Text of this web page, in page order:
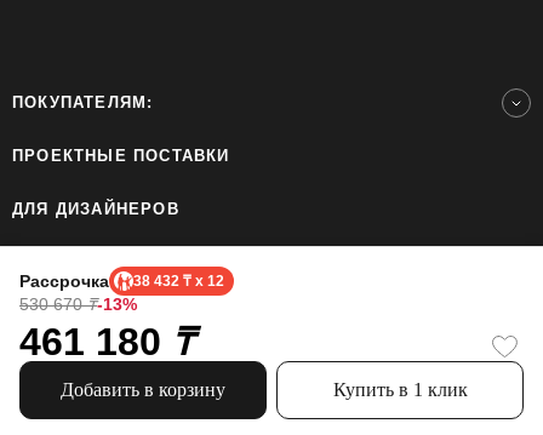
Рассрочка 38 432 ₸ x 12
530 670₸-13%
461 180 ₸
Добавить в корзину Купить в 1 клик
ПОКУПАТЕЛЯМ:
ПРОЕКТНЫЕ ПОСТАВКИ
ДЛЯ ДИЗАЙНЕРОВ
ТОО «Home Ecology Center (Хоум Иколэджи Сэнтэ)», БИН: 190640023562. Все права
Политика конфиденциальности.
Официальный сайт бренда AM.PM использует cookie, чтобы сделать пользование
сайтом проще. Узнайте больше про использование cookie.
Информация, представленная на сайте, не является публичной офертой.